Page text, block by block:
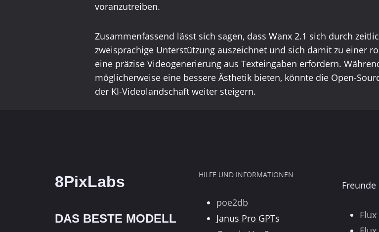
voranzutreiben.
Zusammenfassend lässt sich sagen, dass Wanx 2.1 sich durch
zweisprachige Unterstützung auszeichnet und sich damit zu einer
eine präzise Videogenerierung aus Texteingaben erfordern.
möglicherweise eine bessere Ästhetik bieten, könnte die Open-
der KI-Videolandschaft weiter steigern.
8PixLabs
DAS BESTE MODELL
HILFE UND INFORMATIONEN
poe2db
Janus Pro GPTs
Freunde
Flux